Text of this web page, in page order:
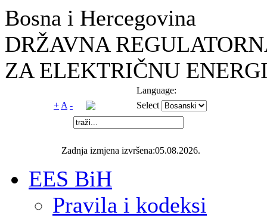
Bosna i Hercegovina
DRŽAVNA
ZA ELEKTRIČNU
Language:
+ A - Select
Zadnja izmjena izvršena:05.08.2026.
EES BiH
Pravila i kodeksi